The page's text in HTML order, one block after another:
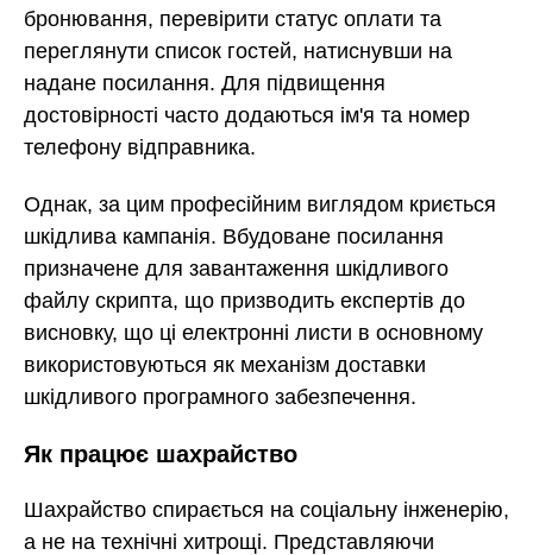
бронювання, перевірити статус оплати та
переглянути список гостей, натиснувши на
надане посилання. Для підвищення
достовірності часто додаються ім'я та номер
телефону відправника.
Однак, за цим професійним виглядом криється
шкідлива кампанія. Вбудоване посилання
призначене для завантаження шкідливого
файлу скрипта, що призводить експертів до
висновку, що ці електронні листи в основному
використовуються як механізм доставки
шкідливого програмного забезпечення.
Як працює шахрайство
Шахрайство спирається на соціальну інженерію,
а не на технічні хитрощі. Представляючи